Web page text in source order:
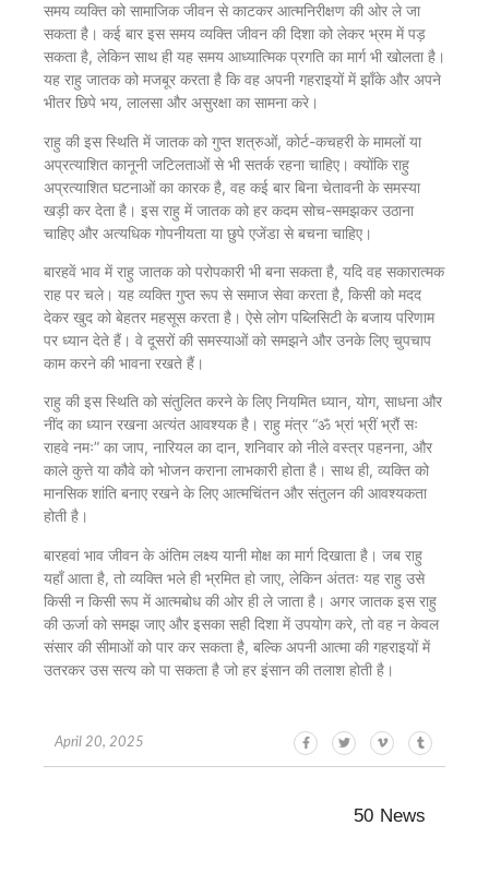
समय व्यक्ति को सामाजिक जीवन से काटकर आत्मनिरीक्षण की ओर ले जा
सकता है। कई बार इस समय व्यक्ति जीवन की दिशा को लेकर भ्रम में पड़
सकता है, लेकिन साथ ही यह समय आध्यात्मिक प्रगति का मार्ग भी खोलता है।
यह राहु जातक को मजबूर करता है कि वह अपनी गहराइयों में झाँके और अपने
भीतर छिपे भय, लालसा और असुरक्षा का सामना करे।
राहु की इस स्थिति में जातक को गुप्त शत्रुओं, कोर्ट-कचहरी के मामलों या
अप्रत्याशित कानूनी जटिलताओं से भी सतर्क रहना चाहिए। क्योंकि राहु
अप्रत्याशित घटनाओं का कारक है, वह कई बार बिना चेतावनी के समस्या
खड़ी कर देता है। इस राहु में जातक को हर कदम सोच-समझकर उठाना
चाहिए और अत्यधिक गोपनीयता या छुपे एजेंडा से बचना चाहिए।
बारहवें भाव में राहु जातक को परोपकारी भी बना सकता है, यदि वह सकारात्मक
राह पर चले। यह व्यक्ति गुप्त रूप से समाज सेवा करता है, किसी को मदद
देकर खुद को बेहतर महसूस करता है। ऐसे लोग पब्लिसिटी के बजाय परिणाम
पर ध्यान देते हैं। वे दूसरों की समस्याओं को समझने और उनके लिए चुपचाप
काम करने की भावना रखते हैं।
राहु की इस स्थिति को संतुलित करने के लिए नियमित ध्यान, योग, साधना और
नींद का ध्यान रखना अत्यंत आवश्यक है। राहु मंत्र “ॐ भ्रां भ्रीं भ्रौं सः
राहवे नमः” का जाप, नारियल का दान, शनिवार को नीले वस्त्र पहनना, और
काले कुत्ते या कौवे को भोजन कराना लाभकारी होता है। साथ ही, व्यक्ति को
मानसिक शांति बनाए रखने के लिए आत्मचिंतन और संतुलन की आवश्यकता
होती है।
बारहवां भाव जीवन के अंतिम लक्ष्य यानी मोक्ष का मार्ग दिखाता है। जब राहु
यहाँ आता है, तो व्यक्ति भले ही भ्रमित हो जाए, लेकिन अंततः यह राहु उसे
किसी न किसी रूप में आत्मबोध की ओर ही ले जाता है। अगर जातक इस राहु
की ऊर्जा को समझ जाए और इसका सही दिशा में उपयोग करे, तो वह न केवल
संसार की सीमाओं को पार कर सकता है, बल्कि अपनी आत्मा की गहराइयों में
उतरकर उस सत्य को पा सकता है जो हर इंसान की तलाश होती है।
April 20, 2025
50 News